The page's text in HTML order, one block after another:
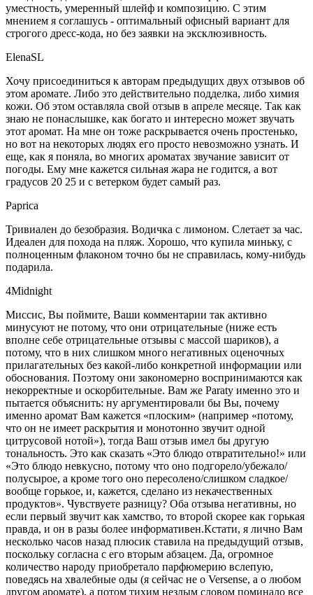
уместность, умеренный шлейф и композицию. С этим
мнением я соглашусь - оптимальный офисный вариант для
строгого дресс-кода, но без заявки на эксклюзивность.
ElenaSL
Хочу присоединиться к авторам предыдущих двух отзывов об
этом аромате. Либо это действительно подделка, либо химия
кожи. Об этом оставляла свой отзыв в апреле месяце. Так как
знаю не понаслышке, как богато и интересно может звучать
этот аромат. На мне он тоже раскрывается очень простенько,
но вот на некоторых людях его просто невозможно узнать. И
еще, как я поняла, во многих ароматах звучание зависит от
погоды. Ему мне кажется сильная жара не годится, а вот
градусов 20 25 и с ветерком будет самый раз.
Paprica
Тривиален до безобразия. Водичка с лимоном. Слетает за час.
Идеален для похода на пляж. Хорошо, что купила миньку, с
полноценным флаконом точно бы не справилась, кому-нибудь
подарила.
4Midnight
Миссис, Вы поймите, Ваши комментарии так активно
минусуют не потому, что они отрицательные (ниже есть
вполне себе отрицательные отзывы с массой шариков), а
потому, что в них слишком много негативных оценочных
прилагательных без какой-либо конкретной информации или
обоснования. Поэтому они закономерно воспринимаются как
некорректные и оскорбительные. Вам же Paraty именно это и
пытается объяснить: ну аргументировали бы Вы, почему
именно аромат Вам кажется «плоским» (например «потому,
что он не имеет раскрытия и монотонно звучит одной
цитрусовой нотой»), тогда Ваш отзыв имел бы другую
тональность. Это как сказать «Это блюдо отвратительно!» или
«Это блюдо невкусно, потому что оно подгорело/убежало/
полусырое, а кроме того оно пересолено/слишком сладкое/
вообще горькое, и, кажется, сделано из некачественных
продуктов». Чувствуете разницу? Оба отзыва негативны, но
если первый звучит как хамство, то второй скорее как горькая
правда, и он в разы более информативен.Кстати, я лично Вам
несколько часов назад плюсик ставила на предыдущий отзыв,
поскольку согласна с его вторым абзацем. Да, огромное
количество народу приобретало парфюмерию вслепую,
поведясь на хвалебные оды (я сейчас не о Versense, а о любом
другом аромате), а потом тихим незлым словом поминало все